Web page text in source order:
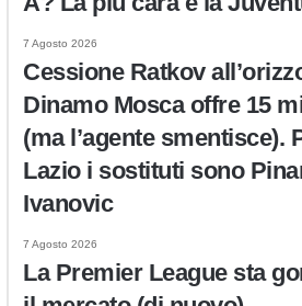
7 Agosto 2026
Cessione Ratkov
Dinamo Mosca offre 15
(ma l’agente smentisce).
Lazio i sostituti sono
Ivanovic
7 Agosto 2026
La Premier League sta